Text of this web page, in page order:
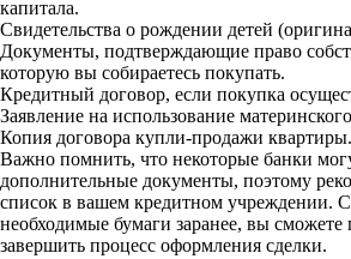
капитала.
Свидетельства о рождении детей
Документы, подтверждающие право
которую вы собираетесь покупать.
Кредитный договор, если покупка
Заявление на использование
Копия договора купли-продажи квартиры.
Важно помнить, что некоторые банки
дополнительные документы, поэтому
список в вашем кредитном учреждении.
необходимые бумаги заранее, вы
завершить процесс оформления сделки.